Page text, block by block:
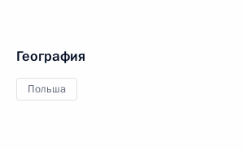
География
Польша